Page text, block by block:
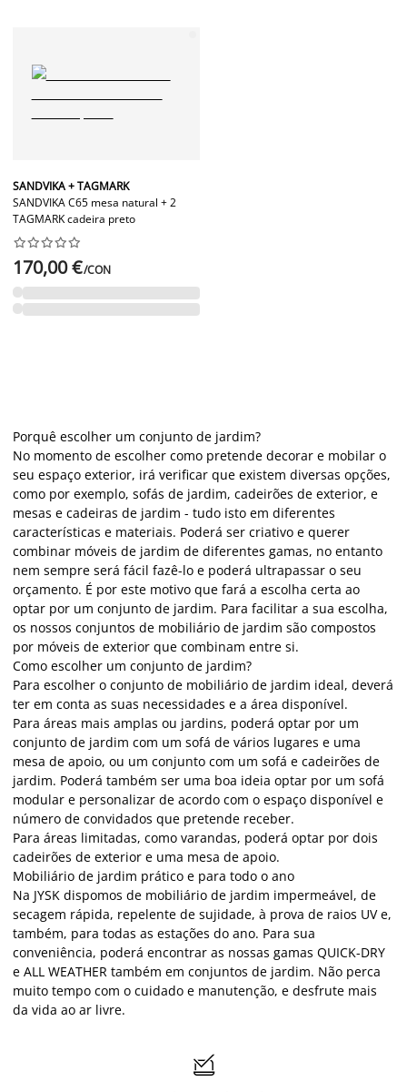
SANDVIKA + TAGMARK
SANDVIKA C65 mesa natural + 2
TAGMARK cadeira preto






170,00 €/CON
Porquê escolher um conjunto de jardim?
No momento de escolher como pretende decorar e mobilar o
seu espaço exterior, irá verificar que existem diversas opções,
como por exemplo, sofás de jardim, cadeirões de exterior, e
mesas e cadeiras de jardim - tudo isto em diferentes
características e materiais. Poderá ser criativo e querer
combinar móveis de jardim de diferentes gamas, no entanto
nem sempre será fácil fazê-lo e poderá ultrapassar o seu
orçamento. É por este motivo que fará a escolha certa ao
optar por um conjunto de jardim. Para facilitar a sua escolha,
os nossos conjuntos de mobiliário de jardim são compostos
por móveis de exterior que combinam entre si.
Como escolher um conjunto de jardim?
Para escolher o conjunto de mobiliário de jardim ideal, deverá
ter em conta as suas necessidades e a área disponível.
Para áreas mais amplas ou jardins, poderá optar por um
conjunto de jardim com um sofá de vários lugares e uma
mesa de apoio, ou um conjunto com um sofá e cadeirões de
jardim. Poderá também ser uma boa ideia optar por um sofá
modular e personalizar de acordo com o espaço disponível e
número de convidados que pretende receber.
Para áreas limitadas, como varandas, poderá optar por dois
cadeirões de exterior e uma mesa de apoio.
Mobiliário de jardim prático e para todo o ano
Na JYSK dispomos de mobiliário de jardim impermeável, de
secagem rápida, repelente de sujidade, à prova de raios UV e,
também, para todas as estações do ano. Para sua
conveniência, poderá encontrar as nossas gamas QUICK-DRY
e ALL WEATHER também em conjuntos de jardim. Não perca
muito tempo com o cuidado e manutenção, e desfrute mais
da vida ao ar livre.
